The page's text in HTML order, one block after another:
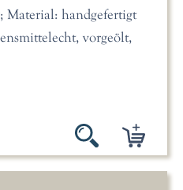
Material: handgefertigt
vorgeölt,